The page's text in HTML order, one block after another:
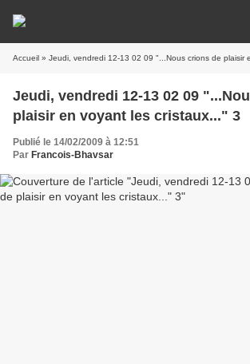
Accueil » Jeudi, vendredi 12-13 02 09 "...Nous crions de plaisir
Jeudi, vendredi 12-13 02 09
plaisir en voyant les cristaux..." 3
Publié le 14/02/2009 à 12:51
Par Francois-Bhavsar